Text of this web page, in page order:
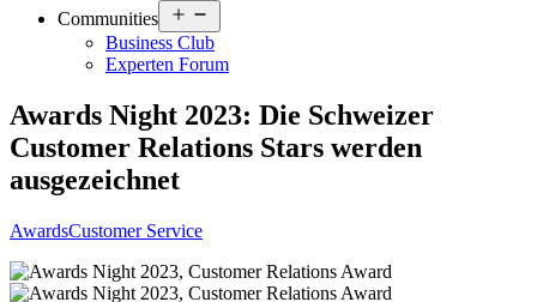
Communities
menu
Business Club
Experten Forum
Awards Night 2023: Die Schweizer
Customer Relations Stars werden
ausgezeichnet
AwardsCustomer Service